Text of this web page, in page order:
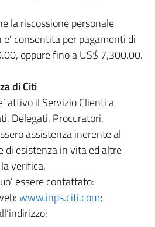
la riscossione personale
consentita per pagamenti di
oppure fino a US$ 7,300.00.
di Citi
attivo il Servizio Clienti a
Delegati, Procuratori,
assistenza inerente al
di esistenza in vita ed altre
verifica.
essere contattato:
www.inps.citi.com;